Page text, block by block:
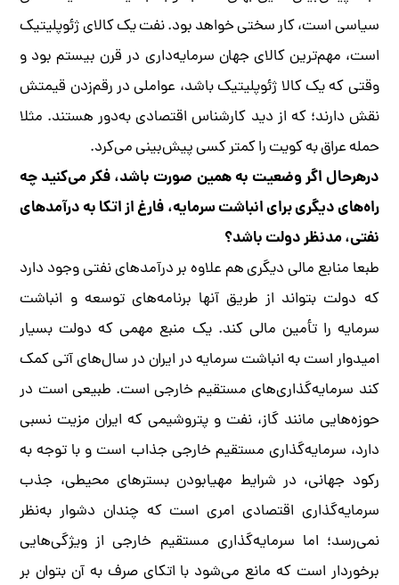
سیاسی است، کار سختی خواهد بود. نفت یک کالای ژئوپلیتیک
است، مهم‌ترین کالای جهان سرمایه‌داری در قرن بیستم بود و
وقتی که یک کالا ژئوپلیتیک باشد، عواملی در رقم‌زدن قیمتش
نقش دارند؛ که از دید کارشناس اقتصادی به‌دور هستند. مثلا
حمله عراق به کویت را کمتر کسی پیش‌بینی می‌کرد.
درهرحال اگر وضعیت به همین صورت باشد، فکر می‌کنید چه
راه‌های دیگری برای انباشت سرمایه، فارغ از اتکا به درآمدهای
نفتی، مدنظر دولت باشد؟
طبعا منابع مالی دیگری هم علاوه بر درآمدهای نفتی وجود دارد
که دولت بتواند از طریق آنها برنامه‌های توسعه و انباشت
سرمایه را تأمین مالی کند. یک منبع مهمی که دولت بسیار
امیدوار است به انباشت سرمایه در ایران در سال‌های آتی کمک
کند سرمایه‌گذاری‌های مستقیم خارجی است. طبیعی است در
حوزه‌هایی مانند گاز، نفت و پتروشیمی که ایران مزیت نسبی
دارد، سرمایه‌گذاری مستقیم خارجی جذاب است و با توجه به
رکود جهانی، در شرایط مهیابودن بسترهای محیطی، جذب
سرمایه‌گذاری اقتصادی امری است که چندان دشوار به‌نظر
نمی‌رسد؛ اما سرمایه‌گذاری مستقیم خارجی از ویژگی‌هایی
برخوردار است که مانع می‌شود با اتکای صرف به آن بتوان بر